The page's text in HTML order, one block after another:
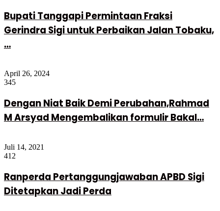
Bupati Tanggapi Permintaan Fraksi
Gerindra Sigi untuk Perbaikan Jalan Tobaku,
…
April 26, 2024
345
Dengan Niat Baik Demi Perubahan,Rahmad
M Arsyad Mengembalikan formulir Bakal…
Juli 14, 2021
412
Ranperda Pertanggungjawaban APBD Sigi
Ditetapkan Jadi Perda